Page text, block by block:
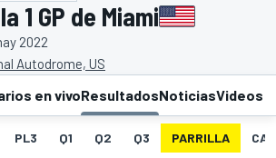
1 GP de Miami
2022
Autodrome, US
en vivoResultadosNoticiasVideos
PL3 Q1 Q2 Q3 PARRILLA